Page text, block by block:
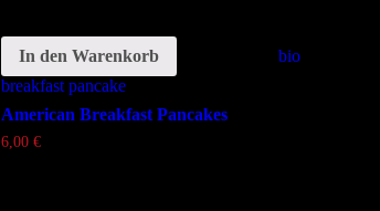
In den Warenkorb
bio
breakfast pancake
American Breakfast Pancakes
6,00€